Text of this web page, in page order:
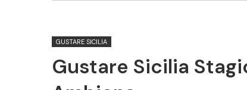
GUSTARE SICILIA
Gustare Sicilia